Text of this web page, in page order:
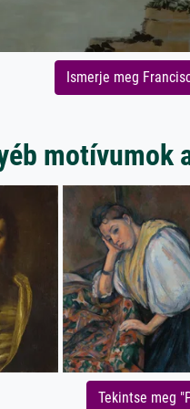
Ismerje meg
motívumok
Tekintse meg